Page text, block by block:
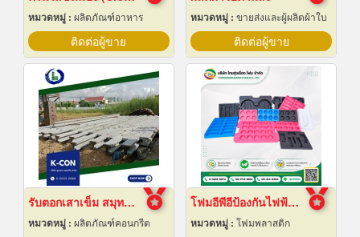
หมวดหมู่ : ผลิตภัณฑ์อาหาร
ติดต่อผู้ขาย
หมวดหมู่ : ขายส่งและผู้ผลิตผ้าใบ
ติดต่อผู้ขาย
รับตอกเสาเข็ม สมุทรปราการ ราคาถูก
หมวดหมู่ : ผลิตภัณฑ์คอนกรีต
โฟมอีพีอีป้องกันไฟฟ้าสถิต
หมวดหมู่ : โฟมพลาสติก